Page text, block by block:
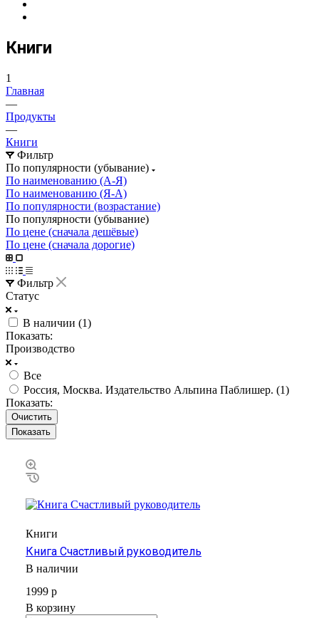
Книги
1
Главная
—
Продукты
—
Книги
Фильтр
По популярности (убывание)
По наименованию (А-Я)
По наименованию (Я-А)
По популярности (возрастание)
По популярности (убывание)
По цене (сначала дешёвые)
По цене (сначала дорогие)
Фильтр
Статус
В наличии (1)
Показать:
Производство
Все
Россия, Москва. Издательство Альпина Паблишер. (1)
Показать:
Очистить
Книги
Книга Счастливый руководитель
В наличии
1999 р
В корзину